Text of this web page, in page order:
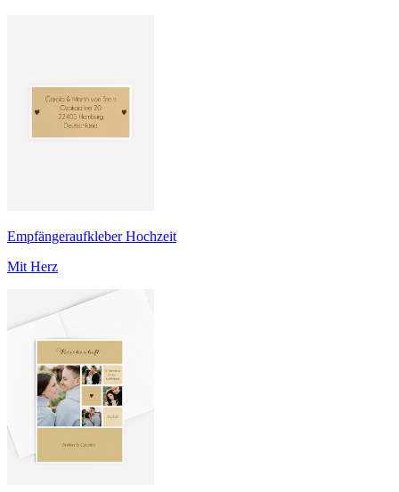
Empfängeraufkleber Hochzeit
Mit Herz